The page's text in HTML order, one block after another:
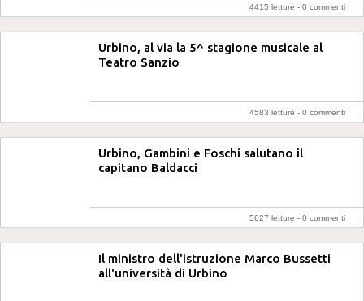
4415 letture - 0 commenti
Urbino, al via la 5^ stagione musicale al
Teatro Sanzio
4583 letture - 0 commenti
Urbino, Gambini e Foschi salutano il
capitano Baldacci
5627 letture - 0 commenti
Il ministro dell'istruzione Marco Bussetti
all'università di Urbino